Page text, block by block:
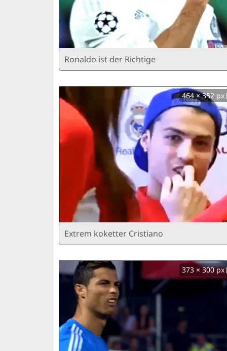
Ronaldo ist der Richtige
464 × 352 px
Extrem koketter Cristiano
373 × 300 px